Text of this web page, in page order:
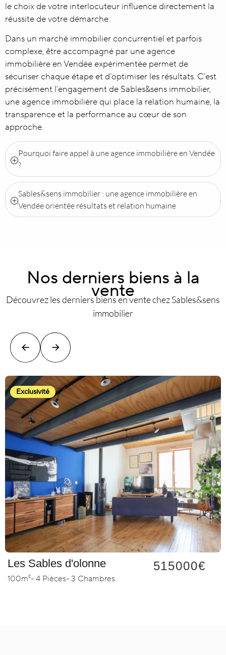
le choix de votre interlocuteur influence directement la
réussite de votre démarche.
Dans un marché immobilier concurrentiel et parfois
complexe, être accompagné par une agence
immobilière en Vendée expérimentée permet de
sécuriser chaque étape et d’optimiser les résultats. C’est
précisément l’engagement de Sables&sens immobilier,
une agence immobilière qui place la relation humaine, la
transparence et la performance au cœur de son
approche.
Pourquoi faire appel à une agence immobilière en Vendée
?
Sables&sens immobilier : une agence immobilière en
Vendée orientée résultats et relation humaine
Nos derniers biens à la
vente
Découvrez les derniers biens en vente chez Sables&sens
immobilier
Les Sables d'olonne 515000€
100m²- 4 Pièces- 3 Chambres
Exclusivité